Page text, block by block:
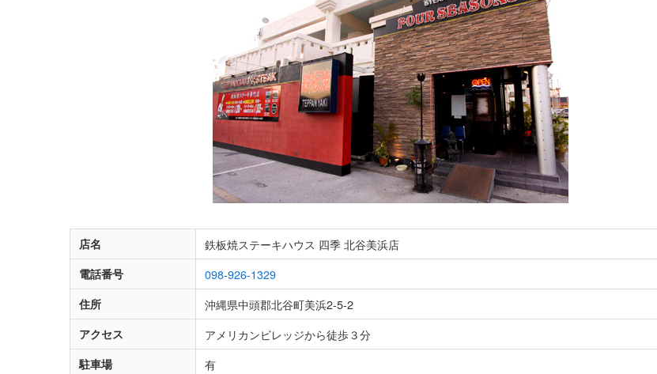
店名 鉄板焼ステーキハウス 四季 北谷美浜店
電話番号 098-926-1329
住所 沖縄県中頭郡北谷町美浜2-5-2
アクセス アメリカンビレッジから徒歩３分
駐車場 有